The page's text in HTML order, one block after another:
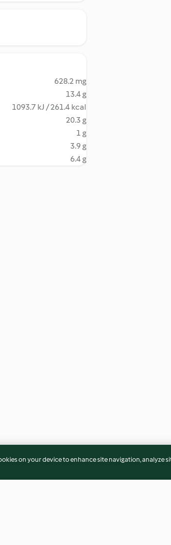
628.2 mg
13.4 g
1093.7 kJ / 261.4 kcal
20.3 g
1 g
3.9 g
6.4 g
on your device to enhance site navigation, analyze